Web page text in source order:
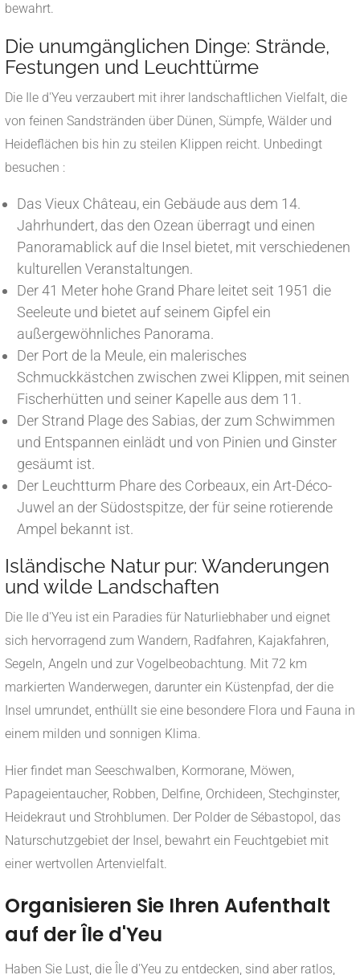
bewahrt.
Die unumgänglichen Dinge: Strände,
Festungen und Leuchttürme
Die Ile d'Yeu verzaubert mit ihrer landschaftlichen Vielfalt, die
von feinen Sandstränden über Dünen, Sümpfe, Wälder und
Heideflächen bis hin zu steilen Klippen reicht. Unbedingt
besuchen :
Das Vieux Château, ein Gebäude aus dem 14.
Jahrhundert, das den Ozean überragt und einen
Panoramablick auf die Insel bietet, mit verschiedenen
kulturellen Veranstaltungen.
Der 41 Meter hohe Grand Phare leitet seit 1951 die
Seeleute und bietet auf seinem Gipfel ein
außergewöhnliches Panorama.
Der Port de la Meule, ein malerisches
Schmuckkästchen zwischen zwei Klippen, mit seinen
Fischerhütten und seiner Kapelle aus dem 11.
Der Strand Plage des Sabias, der zum Schwimmen
und Entspannen einlädt und von Pinien und Ginster
gesäumt ist.
Der Leuchtturm Phare des Corbeaux, ein Art-Déco-
Juwel an der Südostspitze, der für seine rotierende
Ampel bekannt ist.
Isländische Natur pur: Wanderungen
und wilde Landschaften
Die Ile d'Yeu ist ein Paradies für Naturliebhaber und eignet
sich hervorragend zum Wandern, Radfahren, Kajakfahren,
Segeln, Angeln und zur Vogelbeobachtung. Mit 72 km
markierten Wanderwegen, darunter ein Küstenpfad, der die
Insel umrundet, enthüllt sie eine besondere Flora und Fauna in
einem milden und sonnigen Klima.
Hier findet man Seeschwalben, Kormorane, Möwen,
Papageientaucher, Robben, Delfine, Orchideen, Stechginster,
Heidekraut und Strohblumen. Der Polder de Sébastopol, das
Naturschutzgebiet der Insel, bewahrt ein Feuchtgebiet mit
einer wertvollen Artenvielfalt.
Organisieren Sie Ihren Aufenthalt
auf der Île d'Yeu
Haben Sie Lust, die Île d'Yeu zu entdecken, sind aber ratlos,